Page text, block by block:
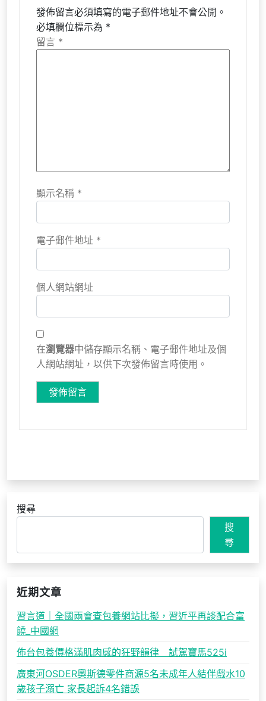
發佈留言必須填寫的電子郵件地址不會公開。
必填欄位標示為 *
留言 *
顯示名稱 *
電子郵件地址 *
個人網站網址
在瀏覽器中儲存顯示名稱、電子郵件地址及個
人網站網址，以供下次發佈留言時使用。
搜尋
搜
尋
近期文章
習言道｜全國兩會查包養網站比擬，習近平再談配合富
饒_中國網
佈台包養價格滿肌肉感的狂野韻律 試駕寶馬525i
廣東河OSDER奧斯德零件商源5名未成年人結伴戲水10
歲孩子溺亡 家長起訴4名錯誤